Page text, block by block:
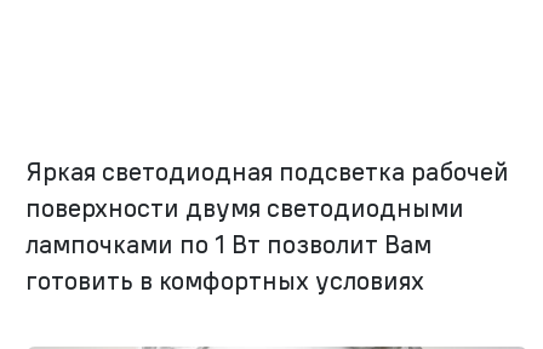
Яркая светодиодная подсветка рабочей
поверхности двумя светодиодными
лампочками по 1 Вт позволит Вам
готовить в комфортных условиях